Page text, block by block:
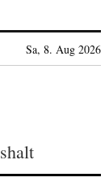
Sa, 8. Aug 2026